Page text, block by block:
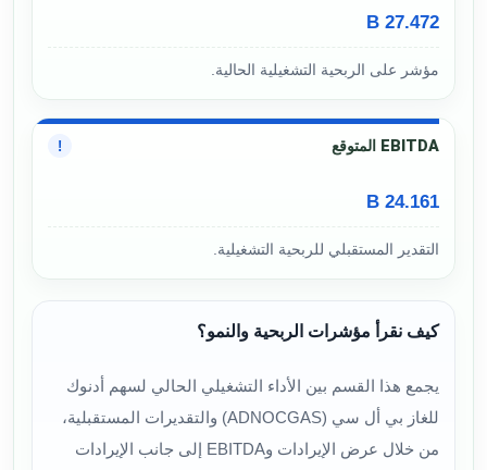
27.472 B
مؤشر على الربحية التشغيلية الحالية.
EBITDA المتوقع !
24.161 B
التقدير المستقبلي للربحية التشغيلية.
كيف نقرأ مؤشرات الربحية والنمو؟
يجمع هذا القسم بين الأداء التشغيلي الحالي لسهم أدنوك
للغاز بي أل سي (ADNOCGAS) والتقديرات المستقبلية،
من خلال عرض الإيرادات وEBITDA إلى جانب الإيرادات